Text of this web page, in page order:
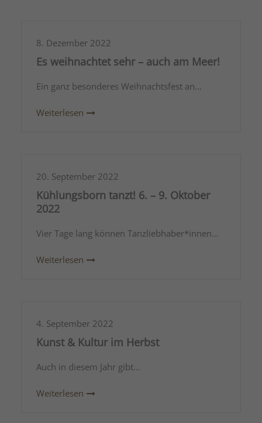
8. Dezember 2022
Es weihnachtet sehr – auch am Meer!
Ein ganz besonderes Weihnachtsfest an…
Weiterlesen
20. September 2022
Kühlungsborn tanzt! 6. – 9. Oktober
2022
Vier Tage lang können Tanzliebhaber*innen…
Weiterlesen
4. September 2022
Kunst & Kultur im Herbst
Auch in diesem Jahr gibt…
Weiterlesen